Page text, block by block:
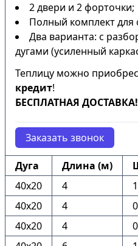
2 двери и 2 форточки;
Полный комплект для
Два варианта: с
дугами (усиленный
Теплицу можно
кредит!
БЕСПЛАТНАЯ ДОСТАВКА!
Заказать звонок
Дуга Длина (м)
40х20
4 1
40х20
4
40х20
4